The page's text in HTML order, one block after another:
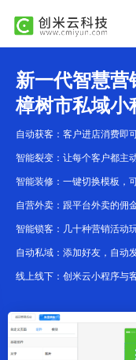
新一代智慧营
樟树市私域小
自动获客：客户进店消费即
智能裂变：让每个客户都主
智能装修：一键切换模板，
自营外卖：跟平台外卖的佣
智能锁客：几十种营销活动
自动私域：添加好友，自动
线上线下：创米云小程序与